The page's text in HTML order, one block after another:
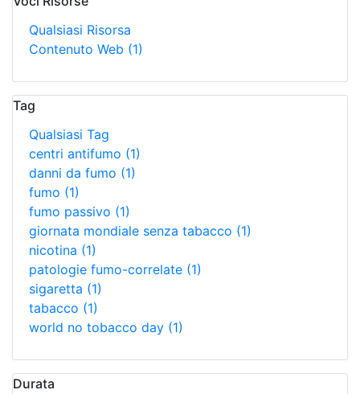
Qualsiasi Risorsa
Contenuto Web (1)
Tag
Qualsiasi Tag
centri antifumo (1)
danni da fumo (1)
fumo (1)
fumo passivo (1)
giornata mondiale senza tabacco (1)
nicotina (1)
patologie fumo-correlate (1)
sigaretta (1)
tabacco (1)
world no tobacco day (1)
Durata